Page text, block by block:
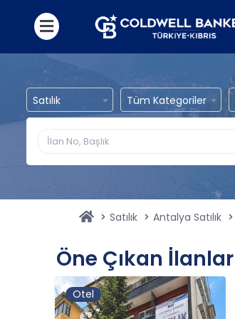
Satılık Tüm Kategoriler
Satılık Antalya Satılık
Öne Çıkan İlanlar
Otel